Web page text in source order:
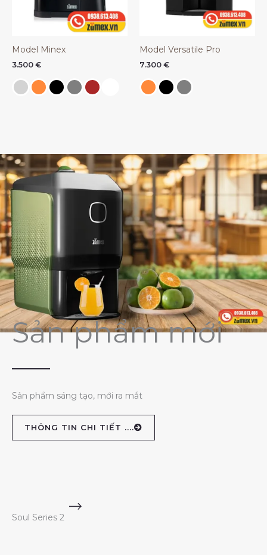
Model Minex
3.500 €
Model Versatile Pro
7.300 €
Sản phẩm mới
Sản phẩm sáng tạo, mới ra mắt
THÔNG TIN CHI TIẾT ....
Soul Series 2